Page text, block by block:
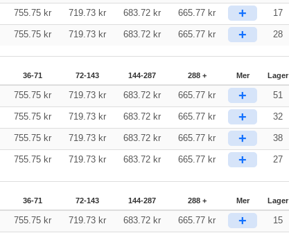
755.75 kr 719.73 kr 683.72 kr 665.77 kr + 17
755.75 kr 719.73 kr 683.72 kr 665.77 kr + 28
36-71 72-143 144-287 288 + Mer Lager
755.75 kr 719.73 kr 683.72 kr 665.77 kr + 51
755.75 kr 719.73 kr 683.72 kr 665.77 kr + 32
755.75 kr 719.73 kr 683.72 kr 665.77 kr + 38
755.75 kr 719.73 kr 683.72 kr 665.77 kr + 27
36-71 72-143 144-287 288 + Mer Lager
755.75 kr 719.73 kr 683.72 kr 665.77 kr + 15